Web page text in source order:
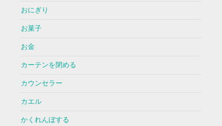
おにぎり
お菓子
お金
カーテンを閉める
カウンセラー
カエル
かくれんぼする